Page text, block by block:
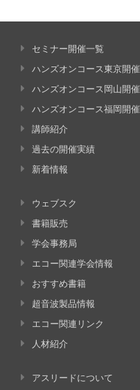
セミナー開催一覧
ハンズオンコース東京開催
ハンズオンコース岡山開催
ハンズオンコース福岡開催
講師紹介
過去の開催実績
新着情報
ウェブスク
書籍販売
学会事務局
エコー関連学会情報
おすすめ書籍
超音波製品情報
エコー関連リンク
人材紹介
アスリードについて